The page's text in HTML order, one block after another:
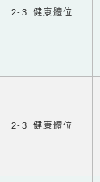
2-3 健康體位
2-3 健康體位